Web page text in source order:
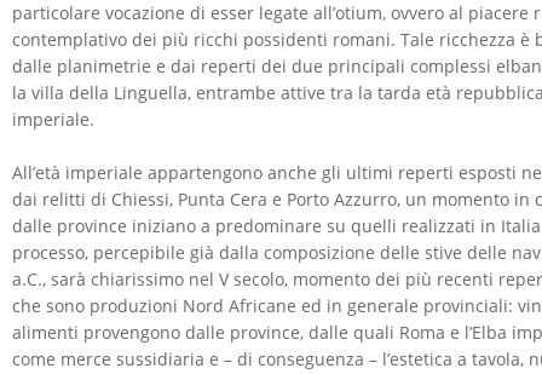
particolare vocazione di esser legate all’otium, ovvero al piacere
contemplativo dei più ricchi possidenti romani. Tale ricchezza è
dalle planimetrie e dai reperti dei due principali complessi
la villa della Linguella, entrambe attive tra la tarda età
imperiale.
All’età imperiale appartengono anche gli ultimi reperti esposti
dai relitti di Chiessi, Punta Cera e Porto Azzurro, un momento
dalle province iniziano a predominare su quelli realizzati in
processo, percepibile già dalla composizione delle stive delle
a.C., sarà chiarissimo nel V secolo, momento dei più recenti
che sono produzioni Nord Africane ed in generale provinciali:
alimenti provengono dalle province, dalle quali Roma e l’Elba
come merce sussidiaria e – di conseguenza – l’estetica a tavola,